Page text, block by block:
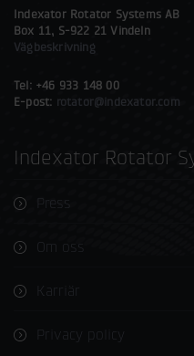
Indexator Rotator Systems AB
Box 11, S-922 21 Vindeln
Vägbeskrivning
Tel: +46 933 148 00
E-post: rotator@indexator.com
Indexator Rotator
Press
Om oss
Karriär